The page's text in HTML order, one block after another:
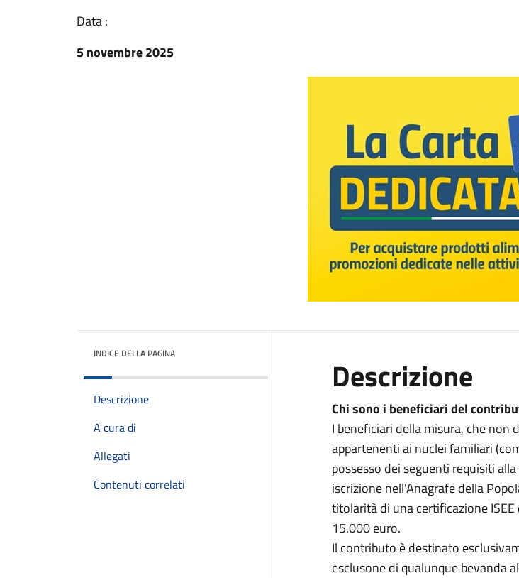
Data :
5 novembre 2025
INDICE DELLA PAGINA
Descrizione
A cura di
Allegati
Contenuti correlati
Descrizione
Chi sono i beneficiari del
I beneficiari della misura, che
appartenenti ai nuclei familiari
possesso dei seguenti requisiti
iscrizione nell'Anagrafe della
titolarità di una certificazione
15.000 euro.
Il contributo è destinato
esclusone di qualunque bevanda